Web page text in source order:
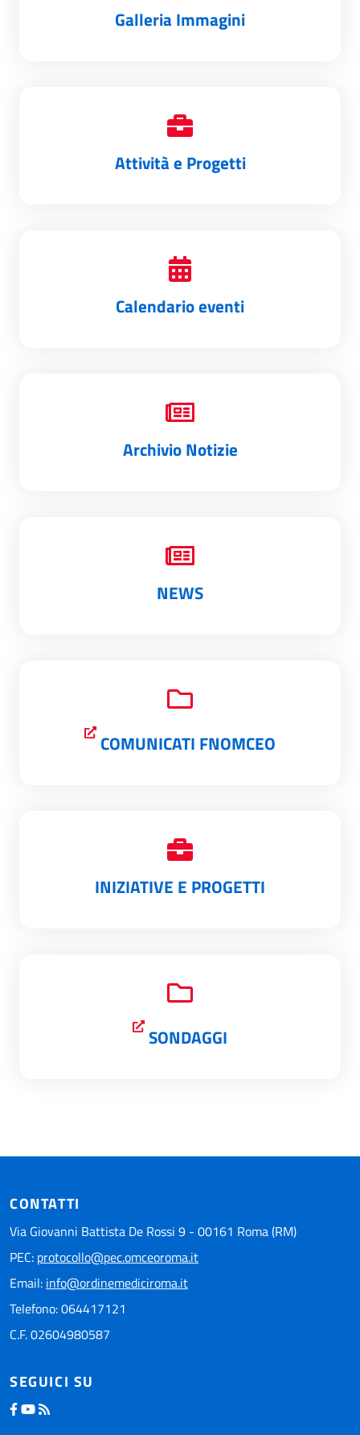
Galleria Immagini
Attività e Progetti
Calendario eventi
Archivio Notizie
NEWS
COMUNICATI FNOMCEO
INIZIATIVE E PROGETTI
SONDAGGI
CONTATTI
Via Giovanni Battista De Rossi 9 - 00161 Roma (RM)
PEC: protocollo@pec.omceoroma.it
Email: info@ordinemediciroma.it
Telefono: 064417121
C.F. 02604980587
SEGUICI SU